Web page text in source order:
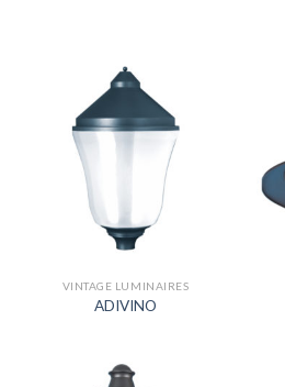
VINTAGE LUMINAIRES
ADIVINO